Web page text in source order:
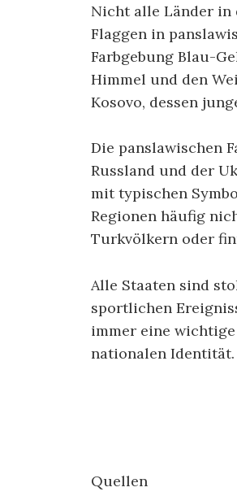
Nicht alle Länder in
Flaggen in
Farbgebung Blau-
Himmel und den
Kosovo, dessen
Die panslawischen
Russland und der
mit typischen
Regionen häufig
Turkvölkern oder
Alle Staaten sind
sportlichen
immer eine
nationalen Identität.
Quellen